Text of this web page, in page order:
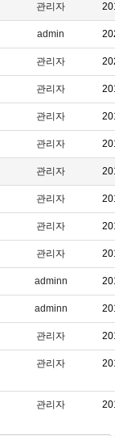
관리자
admin
관리자
관리자
관리자
관리자
관리자
관리자
관리자
관리자
adminn
adminn
관리자
관리자
관리자